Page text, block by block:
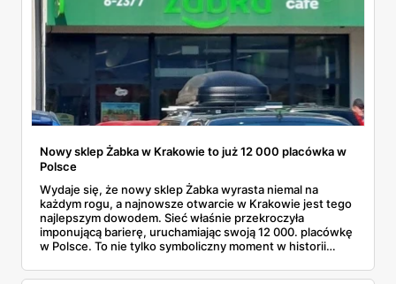
Nowy sklep Żabka w Krakowie to już 12 000 placówka w
Polsce
Wydaje się, że nowy sklep Żabka wyrasta niemal na
każdym rogu, a najnowsze otwarcie w Krakowie jest tego
najlepszym dowodem. Sieć właśnie przekroczyła
imponującą barierę, uruchamiając swoją 12 000. placówkę
w Polsce. To nie tylko symboliczny moment w historii
franczyzobiorców – Żabka przyspiesza i planuje otwierać